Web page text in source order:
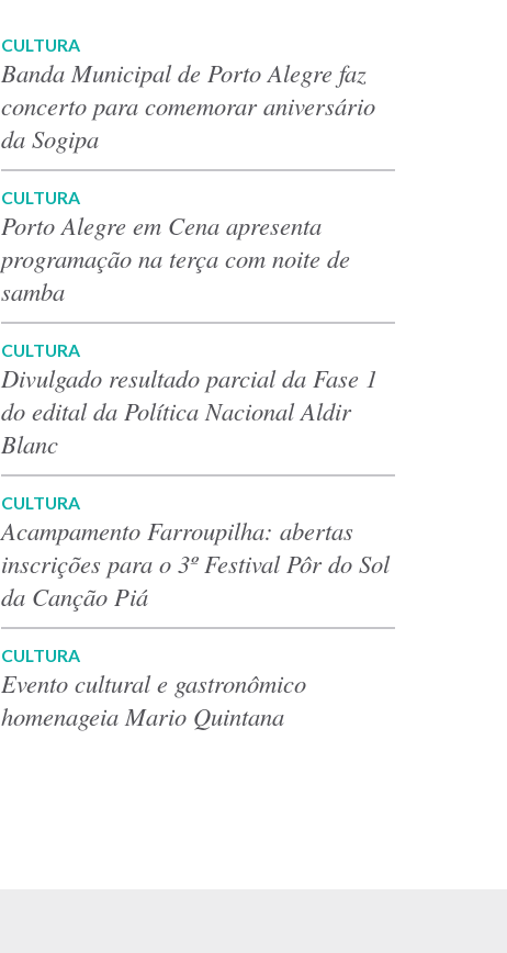
CULTURA
Banda Municipal de Porto Alegre faz
concerto para comemorar aniversário
da Sogipa
CULTURA
Porto Alegre em Cena apresenta
programação na terça com noite de
samba
CULTURA
Divulgado resultado parcial da Fase 1
do edital da Política Nacional Aldir
Blanc
CULTURA
Acampamento Farroupilha: abertas
inscrições para o 3º Festival Pôr do Sol
da Canção Piá
CULTURA
Evento cultural e gastronômico
homenageia Mario Quintana